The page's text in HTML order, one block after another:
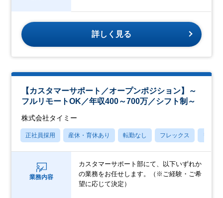
詳しく見る
【カスタマーサポート／オープンポジション】～
フルリモートOK／年収400～700万／シフト制～
株式会社タイミー
正社員採用 産休・育休あり 転勤なし フレックス リモー
業務内容
カスタマーサポート部にて、以下いずれか
の業務をお任せします。（※ご経験・ご希
望に応じて決定）